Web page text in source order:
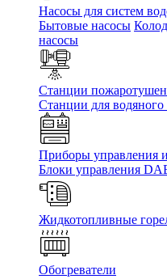
Насосы для систем
Бытовые насосы
насосы
Станции
Станции для
Приборы управления
Блоки управления
Жидкотопливные
Обогреватели